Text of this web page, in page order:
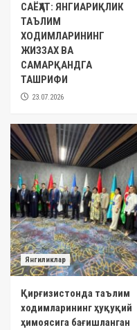
САЁҲАТ: ЯНГИАРИҚЛИК
ТАЪЛИМ
ХОДИМЛАРИНИНГ
ЖИЗЗАХ ВА
САМАРҚАНДГА
ТАШРИФИ
23.07.2026
Янгиликлар
Қирғизистонда таълим
ходимларининг ҳуқуқий
ҳимоясига бағишланган